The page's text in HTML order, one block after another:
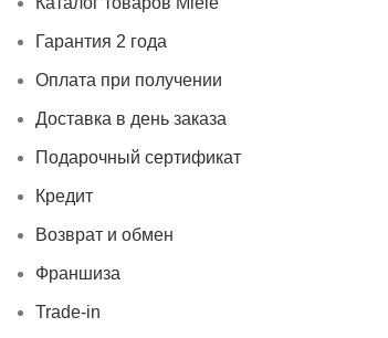
Гарантия 2 года
Оплата при получении
Доставка в день заказа
Подарочный сертификат
Кредит
Возврат и обмен
Франшиза
Trade-in